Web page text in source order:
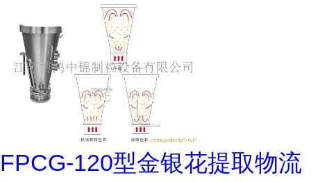
FPCG-120型金银花提取物流